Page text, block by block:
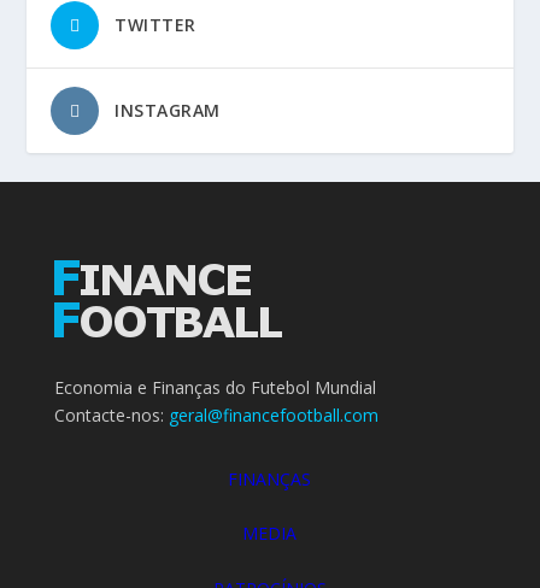
TWITTER
INSTAGRAM
Economia e Finanças do Futebol Mundial
Contacte-nos: geral@financefootball.com
FINANÇAS
MEDIA